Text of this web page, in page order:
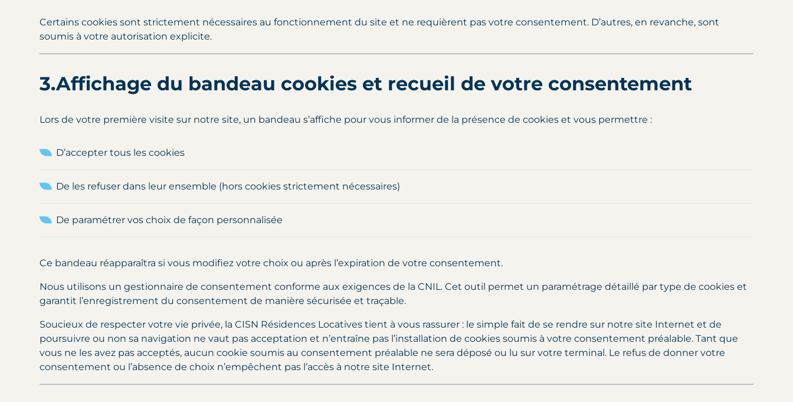
Certains cookies sont strictement nécessaires au fonctionnement du site et ne requièrent pas votre consentement. D’autres, en revanche, sont
soumis à votre autorisation explicite.
3.Affichage du bandeau cookies et recueil de votre consentement
Lors de votre première visite sur notre site, un bandeau s’affiche pour vous informer de la présence de cookies et vous permettre :
D’accepter tous les cookies
De les refuser dans leur ensemble (hors cookies strictement nécessaires)
De paramétrer vos choix de façon personnalisée
Ce bandeau réapparaîtra si vous modifiez votre choix ou après l’expiration de votre consentement.
Nous utilisons un gestionnaire de consentement conforme aux exigences de la CNIL. Cet outil permet un paramétrage détaillé par type de cookies et
garantit l’enregistrement du consentement de manière sécurisée et traçable.
Soucieux de respecter votre vie privée, la CISN Résidences Locatives tient à vous rassurer : le simple fait de se rendre sur notre site Internet et de
poursuivre ou non sa navigation ne vaut pas acceptation et n’entraîne pas l’installation de cookies soumis à votre consentement préalable. Tant que
vous ne les avez pas acceptés, aucun cookie soumis au consentement préalable ne sera déposé ou lu sur votre terminal. Le refus de donner votre
consentement ou l’absence de choix n’empêchent pas l’accès à notre site Internet.